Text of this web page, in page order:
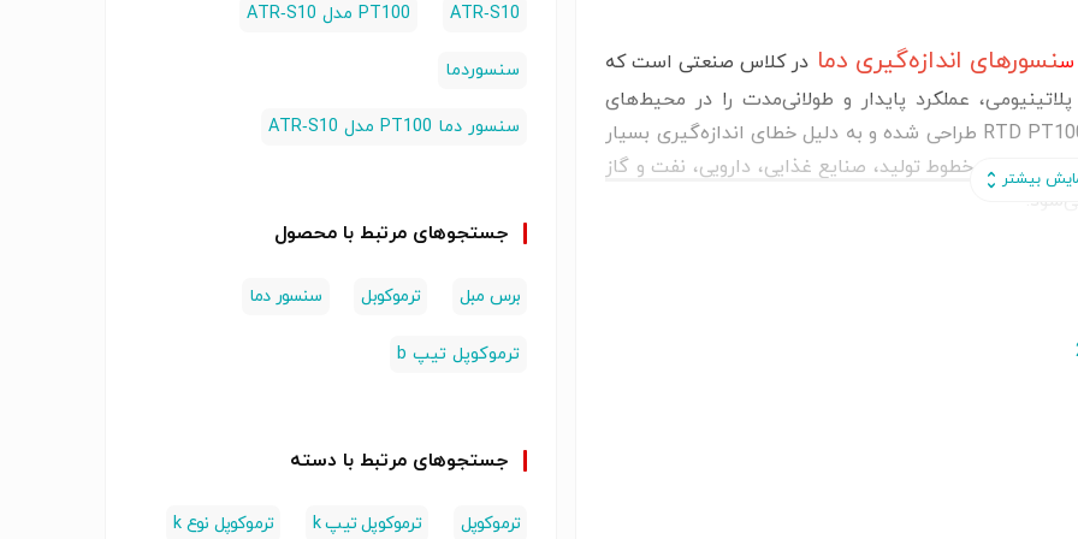
سنسورهای اندازه‌گیری دما در کلاس صنعتی است که
عملکرد پایدار و طولانی‌مدت را در محیط‌های
صنعتی فراهم می‌کند. این سنسور با استاندارد RTD PT100 طراحی شده و به دلیل خطای اندازه‌گیری بسیار
حرارتی، خطوط تولید، صنایع غذایی، دارویی، نفت و گاز
عملکردی دقیق ارائه می‌دهد. طراحی ساختاری این مدل
های تکمیلی قبل از خرید خود به فروشگاه اینترنتی
ATR‑S10 PT100 مدل ATR‑S10
سنسوردما
سنسور دما PT100 مدل ATR‑S10
جستجوهای مرتبط با محصول
برس مبل ترموکوبل سنسور دما
ترموکوپل تیپ b
جستجوهای مرتبط با دسته
ترموکوپل ترموکوپل تیپ k ترموکوپل نوع k